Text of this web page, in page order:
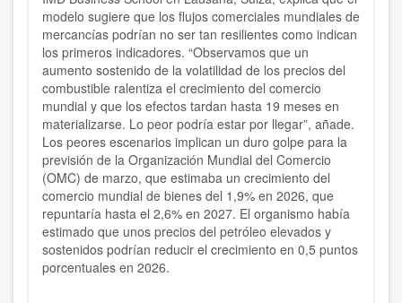
modelo sugiere que los flujos comerciales mundiales de
mercancías podrían no ser tan resilientes como indican
los primeros indicadores. “Observamos que un
aumento sostenido de la volatilidad de los precios del
combustible ralentiza el crecimiento del comercio
mundial y que los efectos tardan hasta 19 meses en
materializarse. Lo peor podría estar por llegar”, añade.
Los peores escenarios implican un duro golpe para la
previsión de la Organización Mundial del Comercio
(OMC) de marzo, que estimaba un crecimiento del
comercio mundial de bienes del 1,9% en 2026, que
repuntaría hasta el 2,6% en 2027. El organismo había
estimado que unos precios del petróleo elevados y
sostenidos podrían reducir el crecimiento en 0,5 puntos
porcentuales en 2026.